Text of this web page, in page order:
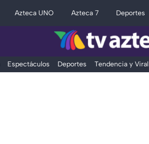
Azteca UNO Azteca 7 Deportes
Espectáculos Deportes Tendencia y Viral